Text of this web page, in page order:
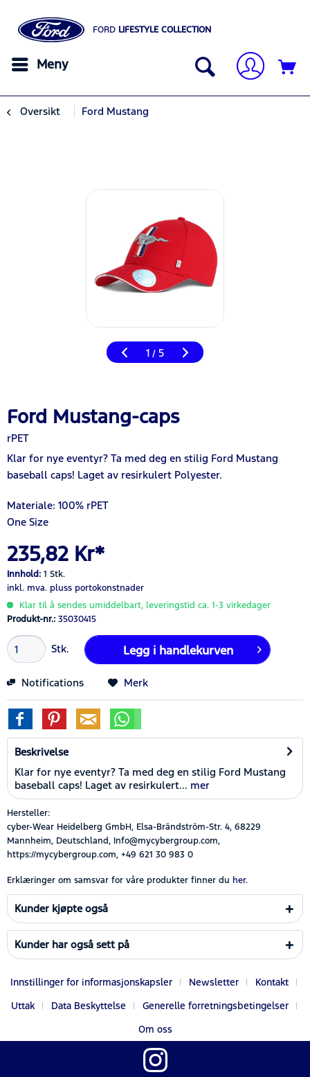
FORD LIFESTYLE COLLECTION
Meny
Oversikt Ford Mustang
1 / 5
Ford Mustang-caps
rPET
Klar for nye eventyr? Ta med deg en stilig Ford Mustang
baseball caps! Laget av resirkulert Polyester.
Materiale: 100% rPET
One Size
235,82 Kr*
Innhold: 1 Stk.
inkl. mva. pluss portokonstnader
Klar til å sendes umiddelbart, leveringstid ca. 1-3 virkedager
Produkt-nr.: 35030415
Stk. Legg i handlekurven
Notifications Merk
Beskrivelse
Klar for nye eventyr? Ta med deg en stilig Ford Mustang
baseball caps! Laget av resirkulert... mer
Hersteller:
cyber-Wear Heidelberg GmbH, Elsa-Brändström-Str. 4, 68229
Mannheim, Deutschland, Info@mycybergroup.com,
https://mycybergroup.com, +49 621 30 983 0
Erklæringer om samsvar for våre produkter finner du her.
Kunder kjøpte også
Kunder har også sett på
Innstillinger for informasjonskapsler Newsletter
Kontakt
Uttak
Data Beskyttelse
Generelle forretningsbetingelser
Om oss